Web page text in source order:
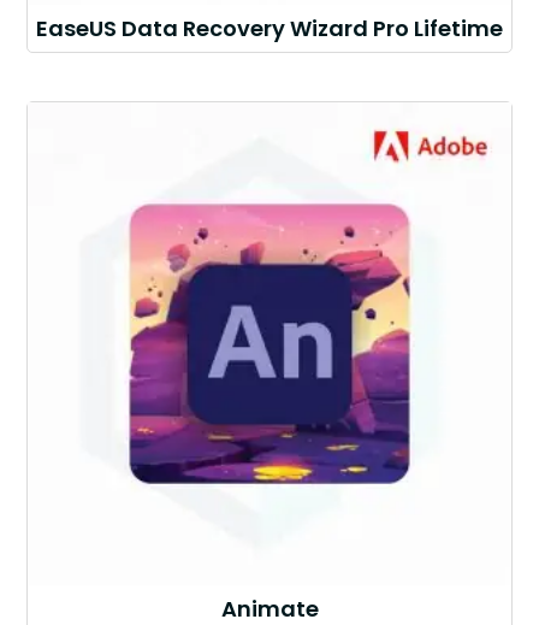
EaseUS Data Recovery Wizard Pro Lifetime
Animate